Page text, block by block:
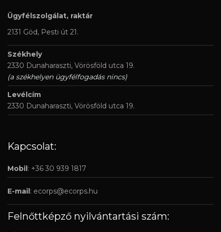
Ügyfélszolgálat, raktár
2131 Göd, Pesti út 21.
Székhely
2330 Dunaharaszti, Vörösföld utca 19.
(a székhelyen ügyfélfogadás nincs)
Levélcím
2330 Dunaharaszti, Vörösföld utca 19.
Kapcsolat:
Mobil: +36 30 939 1817
E-mail: ecorps@ecorps.hu
Felnőttképző nyilvántartási szám: